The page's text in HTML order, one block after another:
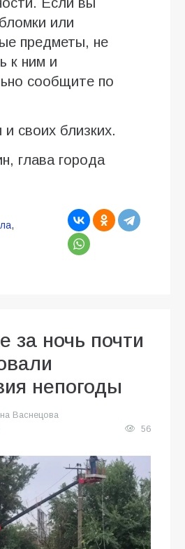
или
предметы, не
к ним и
сообщите по
и своих близких.
глава города
,
за ночь почти
непогоды
Васнецова
56